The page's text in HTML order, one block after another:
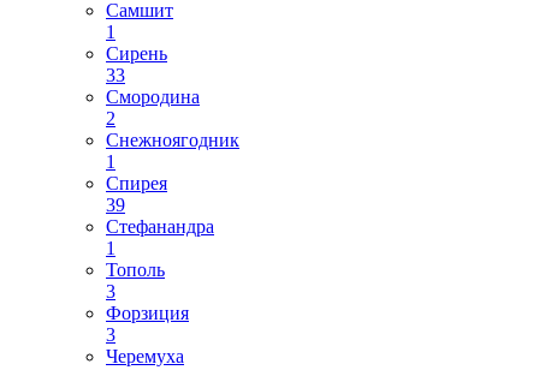
Самшит
1
Сирень
33
Смородина
2
Снежноягодник
1
Спирея
39
Стефанандра
1
Тополь
3
Форзиция
3
Черемуха